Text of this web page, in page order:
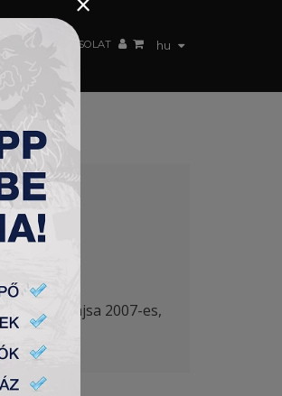
hu
KAPCSOLAT
es, a Bajsa 2007-es,